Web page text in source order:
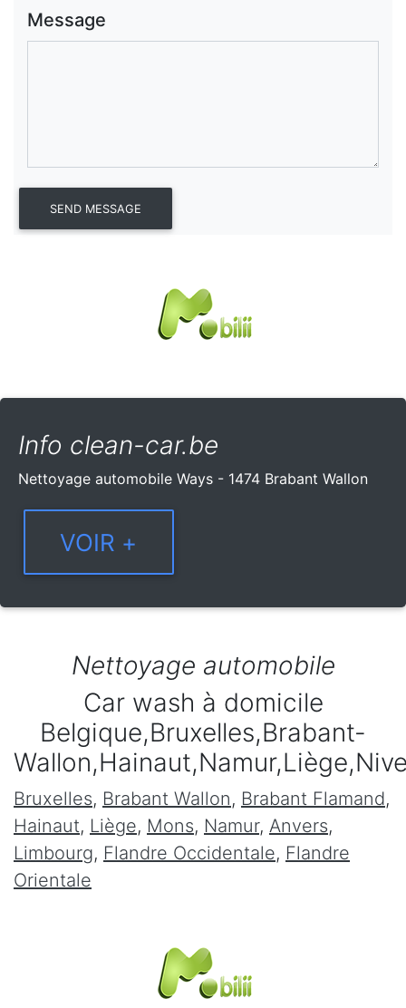
Message
Info clean-car.be
Nettoyage automobile Ways - 1474 Brabant Wallon
Nettoyage automobile
Car wash à domicile
Belgique,Bruxelles,Brabant-
Bruxelles, Brabant Wallon, Brabant Flamand,
Hainaut, Liège, Mons, Namur, Anvers,
Limbourg, Flandre Occidentale, Flandre
Orientale